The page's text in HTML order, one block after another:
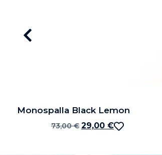
Monospalla Black Lemon
73,00€ 29,00 €